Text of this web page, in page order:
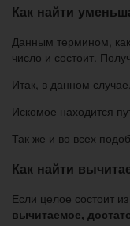
Как найти
Данным термином, как
число и состоит.
Итак, в данном
Искомое находится
Так же и во всех
Как найти
Если целое состоит
вычитаемое,